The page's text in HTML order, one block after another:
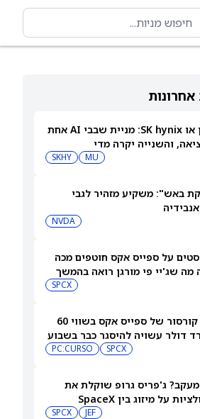
מיקרון או SK hynix: מניית שבבי AI אחת
והשנייה יקרה מדי
MU
SKHY
באש": משקיע מזהיר לגבי
NVDA
על ספייס אקס חוטפים מכה
שג'יי פי מורגן רואה בהמשך
SPCX
עסקת קורסור של ספייס אקס בשווי 60
דולר עשויה להיסגר כבר בשבוע
SPCX
PC:CURSO
מעקב? ג'פריס גרופ שוקלת את
הספקולציות על מיזוג בין SpaceX
JEF
SPCX